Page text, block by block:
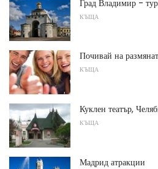
Град Владимир -
КЪЩА
Почивай на
КЪЩА
Куклен театър,
КЪЩА
Мадрид атракции